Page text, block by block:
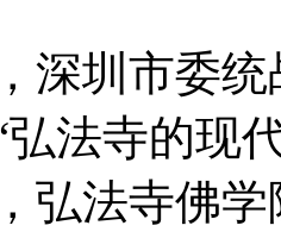
深圳市委
法寺的现
弘法寺佛